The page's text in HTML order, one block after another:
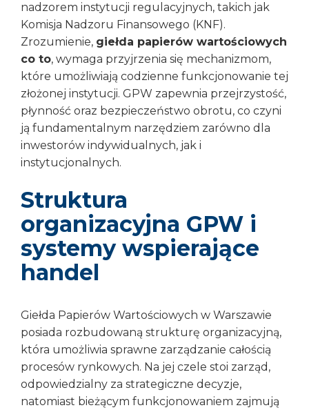
nadzorem instytucji regulacyjnych, takich jak
Komisja Nadzoru Finansowego (KNF).
Zrozumienie, giełda papierów wartościowych
co to, wymaga przyjrzenia się mechanizmom,
które umożliwiają codzienne funkcjonowanie tej
złożonej instytucji. GPW zapewnia przejrzystość,
płynność oraz bezpieczeństwo obrotu, co czyni
ją fundamentalnym narzędziem zarówno dla
inwestorów indywidualnych, jak i
instytucjonalnych.
Struktura
organizacyjna GPW i
systemy wspierające
handel
Giełda Papierów Wartościowych w Warszawie
posiada rozbudowaną strukturę organizacyjną,
która umożliwia sprawne zarządzanie całością
procesów rynkowych. Na jej czele stoi zarząd,
odpowiedzialny za strategiczne decyzje,
natomiast bieżącym funkcjonowaniem zajmują